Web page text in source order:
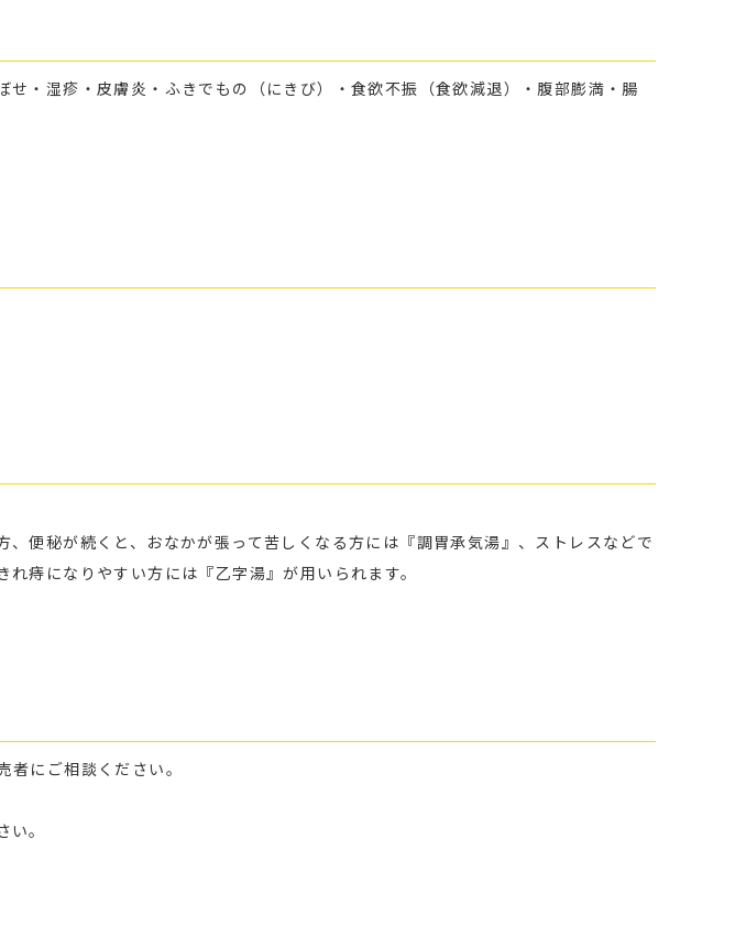
・湿疹・皮膚炎・ふきでもの（にきび）・食欲不振（食欲減退）・腹部膨満・腸
便秘が続くと、おなかが張って苦しくなる方には『調胃承気湯』、ストレスなどで
痔になりやすい方には『乙字湯』が用いられます。
にご相談ください。
。